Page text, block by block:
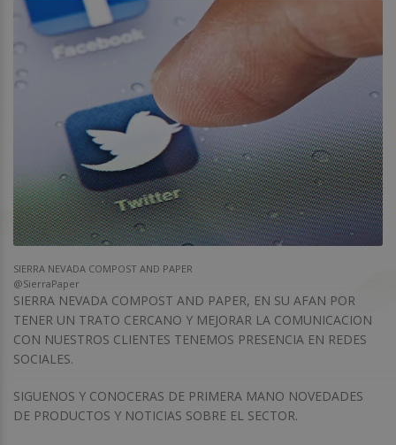
SIERRA NEVADA COMPOST AND PAPER
@SierraPaper
SIERRA NEVADA COMPOST AND PAPER, EN SU AFAN POR
TENER UN TRATO CERCANO Y MEJORAR LA COMUNICACION
CON NUESTROS CLIENTES TENEMOS PRESENCIA EN REDES
SOCIALES.
SIGUENOS Y CONOCERAS DE PRIMERA MANO NOVEDADES
DE PRODUCTOS Y NOTICIAS SOBRE EL SECTOR.